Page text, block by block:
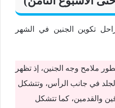
تكوين الجنين في الشهر
ملامح وجه الجنين، إذ تظهر
في جانب الرأس، وتتشكل
والقدمين، كما تتشكل